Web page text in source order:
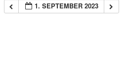
1. SEPTEMBER 2023